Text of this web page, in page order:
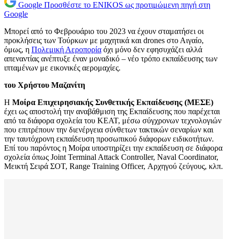
Google Προσθέστε το ENIKOS ως προτιμώμενη πηγή στη
Google
Μπορεί από το Φεβρουάριο του 2023 να έχουν σταματήσει οι
προκλήσεις των Τούρκων με μαχητικά και drones στο Αιγαίο,
όμως, η Πολεμική Αεροπορία όχι μόνο δεν εφησυχάζει αλλά
απεναντίας ανέπτυξε έναν μοναδικό – νέο τρόπο εκπαίδευσης των
ιπταμένων με εικονικές αερομαχίες.
του Χρήστου Μαζανίτη
Η Μοίρα Επιχειρησιακής Συνθετικής Εκπαίδευσης (ΜΕΣΕ)
έχει ως αποστολή την αναβάθμιση της Εκπαίδευσης που παρέχεται
από τα διάφορα σχολεία του ΚΕΑΤ, μέσω σύγχρονων τεχνολογιών
που επιτρέπουν την διενέργεια σύνθετων τακτικών σεναρίων και
την ταυτόχρονη εκπαίδευση προσωπικού διάφορων ειδικοτήτων.
Επί του παρόντος η Μοίρα υποστηρίζει την εκπαίδευση σε διάφορα
σχολεία όπως Joint Terminal Attack Controller, Naval Coordinator,
Μεικτή Σειρά ΣΟΤ, Range Training Officer, Αρχηγού ζεύγους, κλπ.